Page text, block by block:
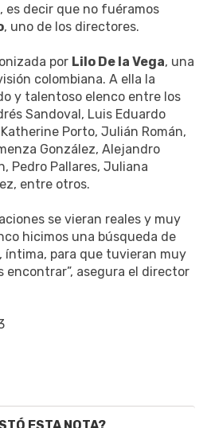
es decir que no fuéramos
, uno de los directores.
por Lilo De la Vega, una
colombiana. A ella la
y talentoso elenco entre los
Sandoval, Luis Eduardo
Porto, Julián Román,
González, Alejandro
Pedro Pallares, Juliana
entre otros.
se vieran reales y muy
hicimos una búsqueda de
íntima, para que tuvieran muy
encontrar”, asegura el director
ESTA NOTA?